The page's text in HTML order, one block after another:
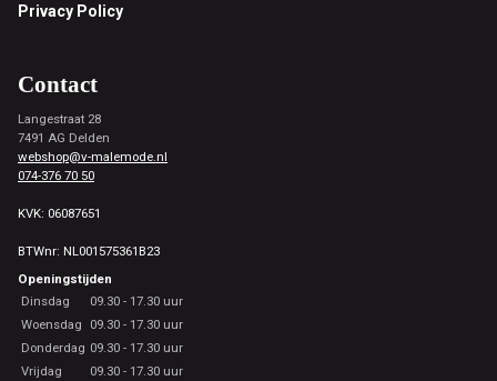
Privacy Policy
Contact
Langestraat 28
7491 AG Delden
webshop@v-malemode.nl
074-376 70 50
KVK: 06087651
BTWnr: NL001575361B23
Openingstijden
Dinsdag
09.30 - 17.30 uur
Woensdag
09.30 - 17.30 uur
Donderdag 09.30 - 17.30 uur
Vrijdag
09.30 - 17.30 uur